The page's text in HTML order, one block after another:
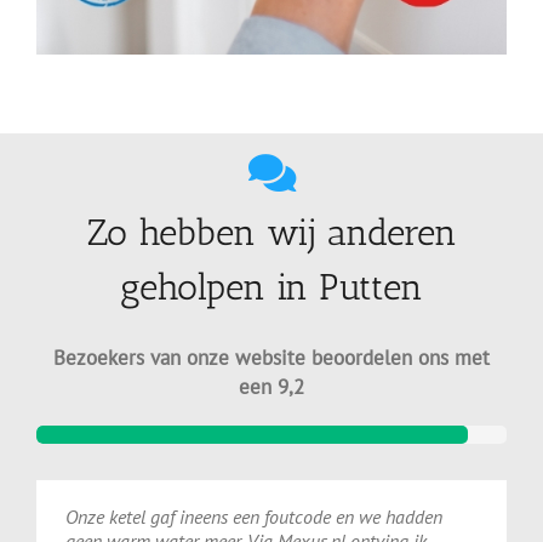
Zo hebben wij anderen
geholpen in Putten
Bezoekers van onze website beoordelen ons met
een 9,2
Onze ketel gaf ineens een foutcode en we hadden